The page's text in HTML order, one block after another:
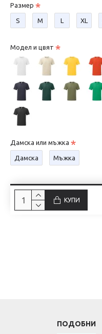
Размер
S М L XL
Модел и цвят
Дамска или мъжка
Дамска Мъжка
КУПИ
ПОДОБНИ